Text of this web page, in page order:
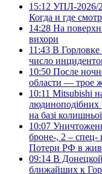
15:12 УПЛ-2026/
Когда и где
14:28 На
вихори
11:43 В Горловке
число
10:50 После
области — трое
10:11 Mitsubishi
людиноподібних
на базі
10:07
броне-, 2 – спец-
Потери РФ в
09:14 В
ближайших к